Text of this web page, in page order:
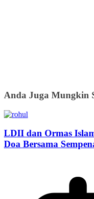
Anda Juga Mungkin
LDII dan Ormas
Doa Bersama